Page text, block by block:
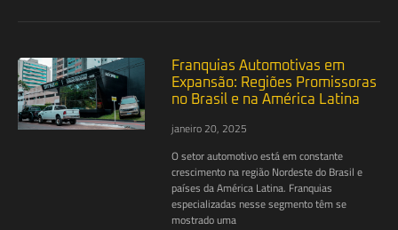
Franquias Automotivas em
Expansão: Regiões Promissoras
no Brasil e na América Latina
janeiro 20, 2025
O setor automotivo está em constante
crescimento na região Nordeste do Brasil e
países da América Latina. Franquias
especializadas nesse segmento têm se
mostrado uma